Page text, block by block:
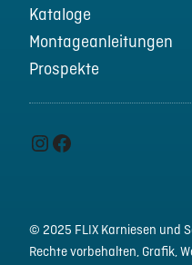
Kataloge
Montageanleitungen
Prospekte
Instagram
Facebook
© 2025 FLIX Karniesen und
Rechte vorbehalten, Grafik,